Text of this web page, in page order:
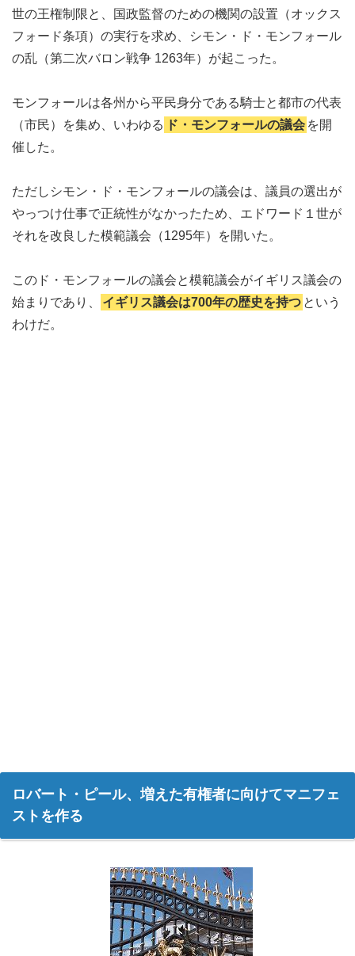
世の王権制限と、国政監督のための機関の設置（オックス
フォード条項）の実行を求め、シモン・ド・モンフォール
の乱（第二次バロン戦争 1263年）が起こった。
モンフォールは各州から平民身分である騎士と都市の代表
（市民）を集め、いわゆる
ド・モンフォールの議会 を開
催した。
ただしシモン・ド・モンフォールの議会は、議員の選出が
やっつけ仕事で正統性がなかったため、エドワード１世が
それを改良した模範議会（1295年）を開いた。
このド・モンフォールの議会と模範議会がイギリス議会の
始まりであり、
イギリス議会は700年の歴史を持つ という
わけだ。
ロバート・ピール、増えた有権者に向けてマニフェ
ストを作る